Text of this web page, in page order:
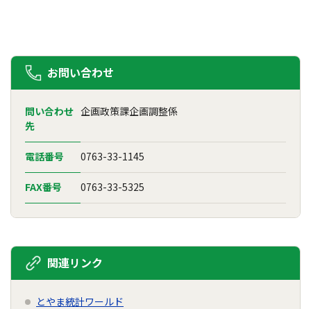
お問い合わせ
問い合わせ
先
企画政策課企画調整係
電話番号 0763-33-1145
FAX番号 0763-33-5325
関連リンク
とやま統計ワールド